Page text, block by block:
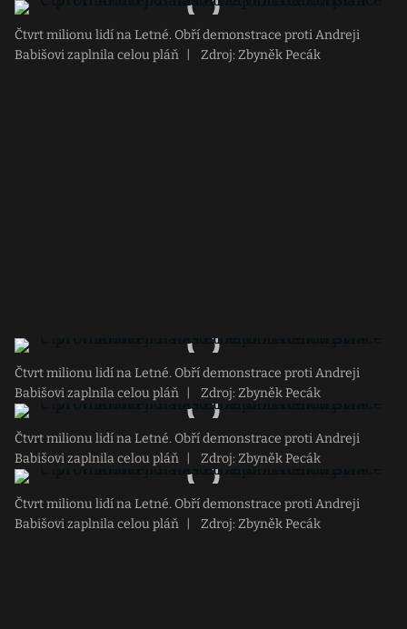
Čtvrt milionu lidí na Letné. Obří demonstrace proti Andreji
Babišovi zaplnila celou pláň
Zdroj: Zbyněk Pecák
Čtvrt milionu lidí na Letné. Obří demonstrace proti Andreji
Babišovi zaplnila celou pláň
Zdroj: Zbyněk Pecák
Čtvrt milionu lidí na Letné. Obří demonstrace proti Andreji
Babišovi zaplnila celou pláň
Zdroj: Zbyněk Pecák
Čtvrt milionu lidí na Letné. Obří demonstrace proti Andreji
Babišovi zaplnila celou pláň
Zdroj: Zbyněk Pecák